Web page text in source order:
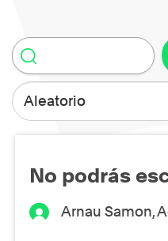
Aleatorio
No podrás
Arnau Samon,